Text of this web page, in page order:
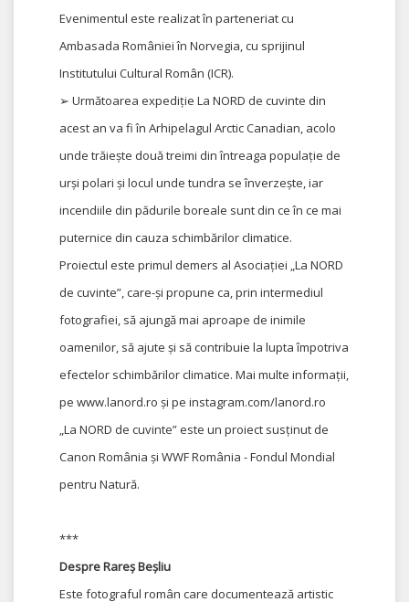
Evenimentul este realizat în parteneriat cu
Ambasada României în Norvegia, cu sprijinul
Institutului Cultural Român (ICR).
➢ Următoarea expediție La NORD de cuvinte din
acest an va fi în Arhipelagul Arctic Canadian, acolo
unde trăiește două treimi din întreaga populație de
urși polari și locul unde tundra se înverzește, iar
incendiile din pădurile boreale sunt din ce în ce mai
puternice din cauza schimbărilor climatice.
Proiectul este primul demers al Asociației „La NORD
de cuvinte”, care-și propune ca, prin intermediul
fotografiei, să ajungă mai aproape de inimile
oamenilor, să ajute și să contribuie la lupta împotriva
efectelor schimbărilor climatice. Mai multe informații,
pe www.lanord.ro și pe instagram.com/lanord.ro
„La NORD de cuvinte” este un proiect susținut de
Canon România și WWF România - Fondul Mondial
pentru Natură.
***
Despre Rareș Beșliu
Este fotograful român care documentează artistic